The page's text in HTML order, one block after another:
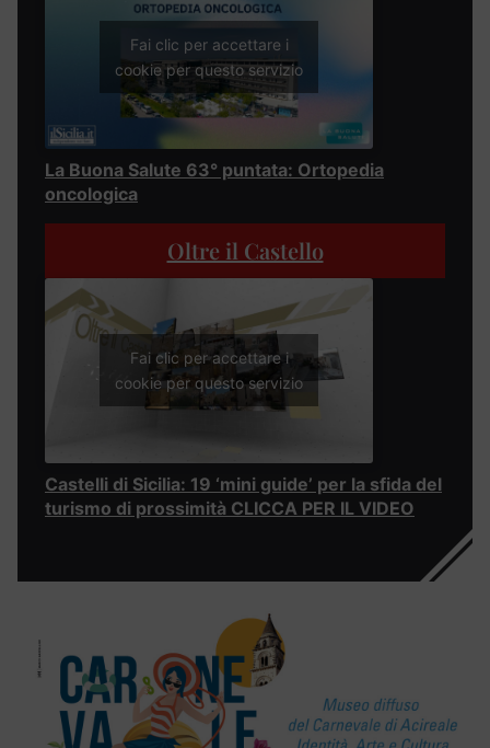
Fai clic per accettare i
cookie per questo servizio
La Buona Salute 63° puntata: Ortopedia
oncologica
Oltre il Castello
Fai clic per accettare i
cookie per questo servizio
Castelli di Sicilia: 19 ‘mini guide’ per la sfida del
turismo di prossimità CLICCA PER IL VIDEO